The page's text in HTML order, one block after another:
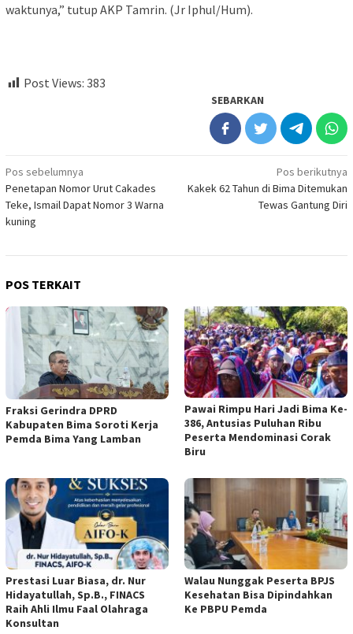
waktunya,” tutup AKP Tamrin. (Jr Iphul/Hum).
Post Views: 383
SEBARKAN
Navigasi
pos
Pos sebelumnya
Penetapan Nomor Urut Cakades
Teke, Ismail Dapat Nomor 3 Warna
kuning
Pos berikutnya
Kakek 62 Tahun di Bima Ditemukan
Tewas Gantung Diri
POS TERKAIT
Fraksi Gerindra DPRD
Kabupaten Bima Soroti Kerja
Pemda Bima Yang Lamban
Pawai Rimpu Hari Jadi Bima Ke-
386, Antusias Puluhan Ribu
Peserta Mendominasi Corak
Biru
Prestasi Luar Biasa, dr. Nur
Hidayatullah, Sp.B., FINACS
Raih Ahli Ilmu Faal Olahraga
Konsultan
Walau Nunggak Peserta BPJS
Kesehatan Bisa Dipindahkan
Ke PBPU Pemda